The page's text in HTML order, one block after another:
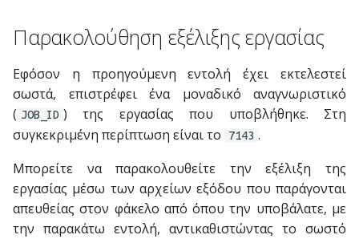
Παρακολούθηση εξέλιξης εργασίας
Εφόσον η προηγούμενη εντολή έχει εκτελεστεί
σωστά, επιστρέφει ένα μοναδικό αναγνωριστικό
( JOB_ID ) της εργασίας που υποβλήθηκε. Στη
συγκεκριμένη περίπτωση είναι το
7143 .
Μπορείτε να παρακολουθείτε την εξέλιξη της
εργασίας μέσω των αρχείων εξόδου που παράγονται
απευθείας στον φάκελο από όπου την υποβάλατε, με
την παρακάτω εντολή, αντικαθιστώντας το σωστό